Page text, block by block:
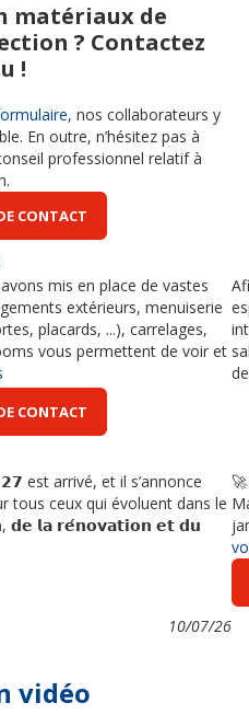
matériaux de
? Contactez
!
, nos collaborateurs y
En outre, n’hésitez pas à
professionnel relatif à
CONTACT
mis en place de vastes
extérieurs, menuiserie
placards, ...), carrelages,
vous permettent de voir et
CONTACT
est arrivé, et il s’annonce
tous ceux qui évoluent dans le
𝗱𝗲 𝗹𝗮 𝗿𝗲́𝗻𝗼𝘃𝗮𝘁𝗶𝗼𝗻 𝗲𝘁 𝗱𝘂
10/07/26
vidéo